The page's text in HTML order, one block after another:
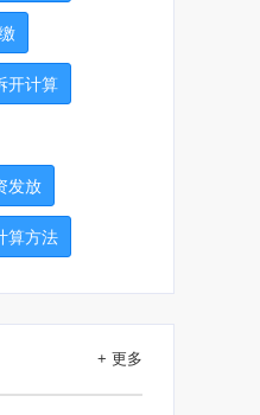
开计算
发放
算方法
+ 更多